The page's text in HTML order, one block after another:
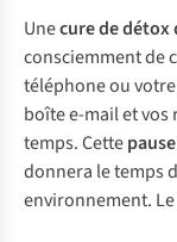
Unecure de détox
consciemment de
téléphone ou
boîte e-mail et vos
temps. Cettepause
donnera le temps
environnement.